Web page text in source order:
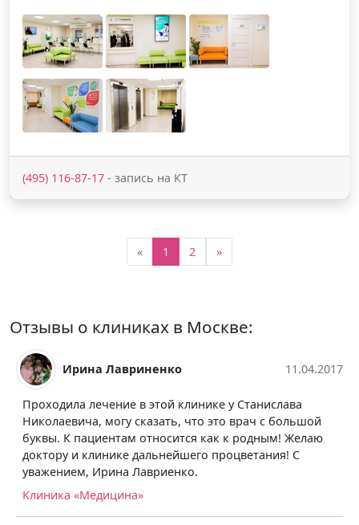
(495) 116-87-17 - запись на КТ
« 1 2 »
Отзывы о клиниках в Москве:
Ирина Лавриненко 11.04.2017
Проходила лечение в этой клинике у Станислава
Николаевича, могу сказать, что это врач с большой
буквы. К пациентам относится как к родным! Желаю
доктору и клинике дальнейшего процветания! С
уважением, Ирина Лавриенко.
Клиника «Медицина»